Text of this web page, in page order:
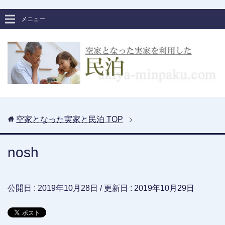
メニュー
空家となった実家と民泊 TOP
nosh
公開日 : 2019年10月28日 / 更新日 : 2019年10月29日